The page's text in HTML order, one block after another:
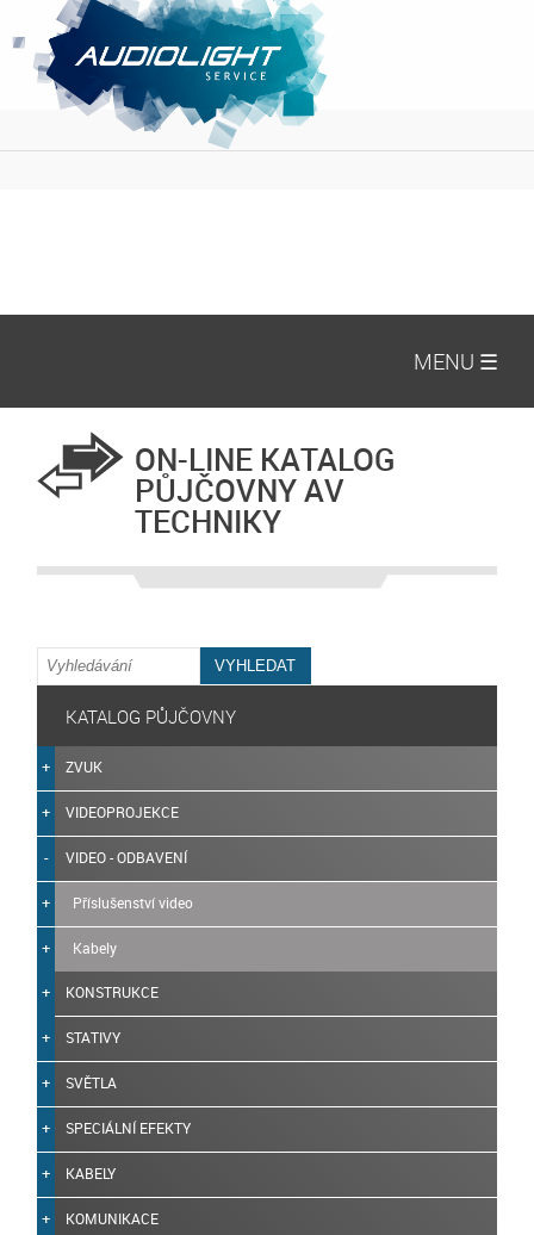
MENU ☰
ON-LINE KATALOG
PŮJČOVNY AV
TECHNIKY
KATALOG PŮJČOVNY
ZVUK
VIDEOPROJEKCE
VIDEO - ODBAVENÍ
Příslušenství video
Kabely
KONSTRUKCE
STATIVY
SVĚTLA
SPECIÁLNÍ EFEKTY
KABELY
KOMUNIKACE